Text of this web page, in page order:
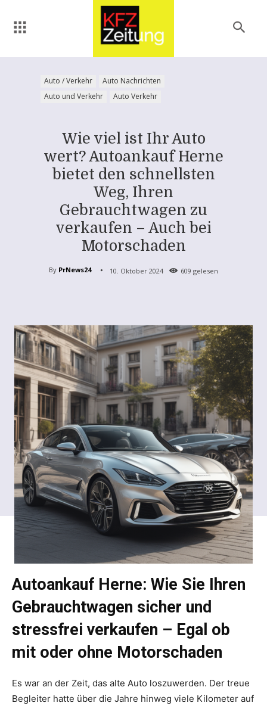
Auto / Verkehr
Auto Nachrichten
Auto und Verkehr
Auto Verkehr
Wie viel ist Ihr Auto
wert? Autoankauf Herne
bietet den schnellsten
Weg, Ihren
Gebrauchtwagen zu
verkaufen – Auch bei
Motorschaden
By PrNews24 10. Oktober 2024 609 gelesen
Autoankauf Herne: Wie Sie Ihren
Gebrauchtwagen sicher und
stressfrei verkaufen – Egal ob
mit oder ohne Motorschaden
Es war an der Zeit, das alte Auto loszuwerden. Der treue
Begleiter hatte über die Jahre hinweg viele Kilometer auf